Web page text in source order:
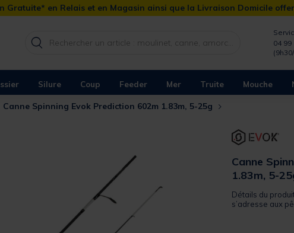
Gratuite* en Relais et en Magasin ainsi que la Livraison Domicile
04 99
Silure Coup Feeder Mer Truite Mouche
Canne Spinning Evok Prediction 602m 1.83m, 5-25g
Canne
1.83m, 5-
Détails du
s’adresse aux